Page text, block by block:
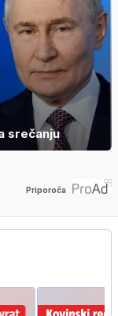
srečanju
Priporoča